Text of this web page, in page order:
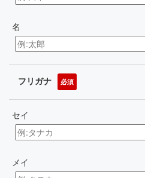
名
フリガナ 必須
セイ
メイ